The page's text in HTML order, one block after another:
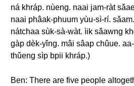
ná khráp. nùeng. naai jam-ràt
naai phâak-phuum yùu-sì-rí.
nátchaa sùk-sà-wàt. ìik sǎawng
gàp dèk-yǐng. mâi sâap chûue.
thǔeng sìp bpii khráp.)
Ben: There are five people